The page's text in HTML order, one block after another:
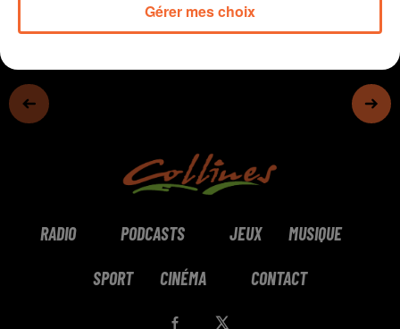
RADIO PODCASTS JEUX MUSIQUE
SPORT CINÉMA CONTACT
Gérer mes choix